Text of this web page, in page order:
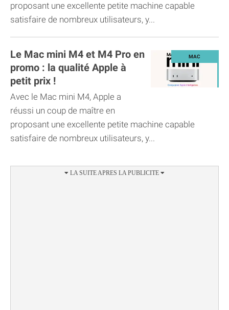
proposant une excellente petite machine capable
satisfaire de nombreux utilisateurs, y...
Le Mac mini M4 et M4 Pro en
promo : la qualité Apple à
petit prix !
Avec le Mac mini M4, Apple a
réussi un coup de maître en
proposant une excellente petite machine capable
satisfaire de nombreux utilisateurs, y...